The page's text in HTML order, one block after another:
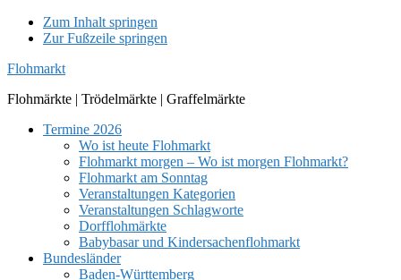
Zum Inhalt springen
Zur Fußzeile springen
Flohmarkt
Flohmärkte | Trödelmärkte | Graffelmärkte
Termine 2026
Wo ist heute Flohmarkt
Flohmarkt morgen – Wo ist morgen Flohmarkt?
Flohmarkt am Sonntag
Veranstaltungen Kategorien
Veranstaltungen Schlagworte
Dorfflohmärkte
Babybasar und Kindersachenflohmarkt
Bundesländer
Baden-Württemberg